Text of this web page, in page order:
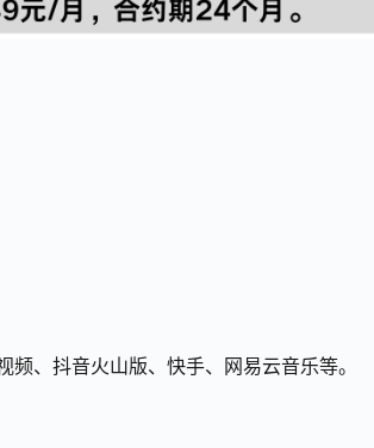
、抖音火山版、快手、网易云音乐等。